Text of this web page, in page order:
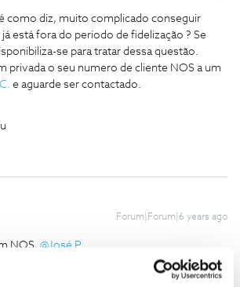
como diz, muito complicado conseguir
está fora do periodo de fidelização ? Se
se para tratar dessa questão.
privada o seu numero de cliente NOS a um
e aguarde ser contactado.
Forum|Forum|6 years ago
NOS, @José P.
ajudar, pedimos que nos envie uma